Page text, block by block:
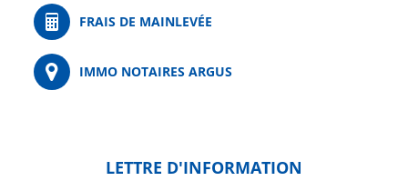
FRAIS DE MAINLEVÉE
IMMO NOTAIRES ARGUS
LETTRE D'INFORMATION